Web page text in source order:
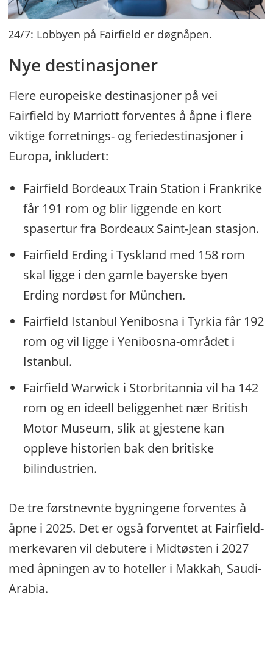
24/7: Lobbyen på Fairfield er døgnåpen.
Nye destinasjoner
Flere europeiske destinasjoner på vei
Fairfield by Marriott forventes å åpne i flere
viktige forretnings- og feriedestinasjoner i
Europa, inkludert:
Fairfield Bordeaux Train Station i Frankrike
får 191 rom og blir liggende en kort
spasertur fra Bordeaux Saint-Jean stasjon.
Fairfield Erding i Tyskland med 158 rom
skal ligge i den gamle bayerske byen
Erding nordøst for München.
Fairfield Istanbul Yenibosna i Tyrkia får 192
rom og vil ligge i Yenibosna-området i
Istanbul.
Fairfield Warwick i Storbritannia vil ha 142
rom og en ideell beliggenhet nær British
Motor Museum, slik at gjestene kan
oppleve historien bak den britiske
bilindustrien.
De tre førstnevnte bygningene forventes å
åpne i 2025. Det er også forventet at Fairfield-
merkevaren vil debutere i Midtøsten i 2027
med åpningen av to hoteller i Makkah, Saudi-
Arabia.